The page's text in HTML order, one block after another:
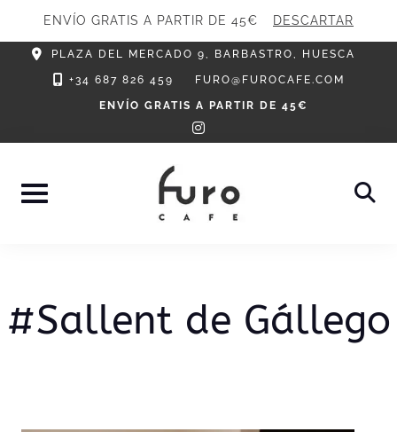
ENVÍO GRATIS A PARTIR DE 45€ DESCARTAR
PLAZA DEL MERCADO 9, BARBASTRO, HUESCA
+34 687 826 459 FURO@FUROCAFE.COM
ENVÍO GRATIS A PARTIR DE 45€
instagram
#Sallent de Gállego